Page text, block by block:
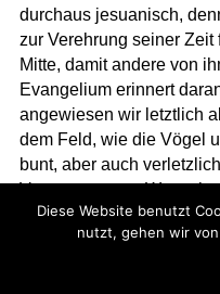
durchaus jesuanisch,
zur Verehrung seiner
Mitte, damit andere von
Evangelium erinnert
angewiesen wir letztlich
dem Feld, wie die Vögel
bunt, aber auch
Vorsorge, unser Wunsch
wichtig – aber sie
das Gottvertrauen nicht
Menschen. Wir müssen
Diese Website benutzt
nutzt, gehen wir